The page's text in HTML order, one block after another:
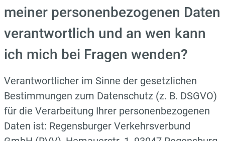
meiner personenbezogenen Daten
verantwortlich und an wen kann
ich mich bei Fragen wenden?
Verantwortlicher im Sinne der gesetzlichen
Bestimmungen zum Datenschutz (z. B. DSGVO)
für die Verarbeitung Ihrer personenbezogenen
Daten ist: Regensburger Verkehrsverbund